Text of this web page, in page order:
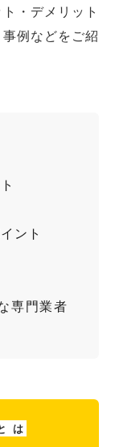
・デメリット
例などをご紹
ント
専門業者
は